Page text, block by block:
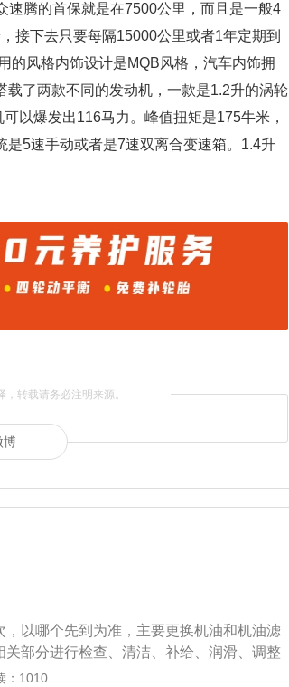
速腾的首保就是在7500公里，而且是一般4
接下去只要每隔15000公里或者1年定期到
的风格内饰设计是MQB风格，汽车内饰拥
了两款不同的发动机，一款是1.2升的涡轮
以爆发出116马力。峰值扭矩是175牛米，
5速手动或者是7速双离合变速箱。1.4升
转载请务必注明来源。
博
以哪个先到为准，主要更换机油和机油滤
部分进行检查、清洁、补给、润滑、调整
车维护。保养周期在车辆出厂的时候就已
：1010